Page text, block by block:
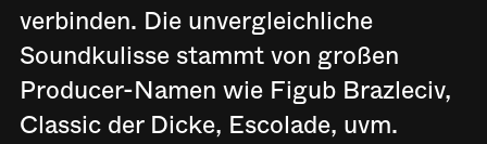
verbinden. Die unvergleichliche
Soundkulisse stammt von großen
Producer-Namen wie Figub Brazleciv,
Classic der Dicke, Escolade, uvm.